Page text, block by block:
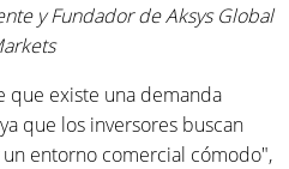
y Fundador de Aksys Global
que existe una demanda
que los inversores buscan
entorno comercial cómodo",